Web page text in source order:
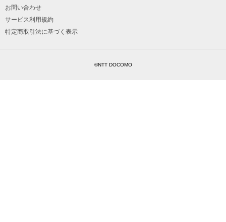
お問い合わせ
サービス利用規約
特定商取引法に基づく表示
©NTT DOCOMO